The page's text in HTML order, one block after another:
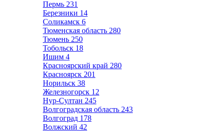
Пермь 231
Березники 14
Соликамск 6
Тюменская область 280
Тюмень 250
Тобольск 18
Ишим 4
Красноярский край 280
Красноярск 201
Норильск 38
Железногорск 12
Нур-Султан 245
Волгоградская область 243
Волгоград 178
Волжский 42